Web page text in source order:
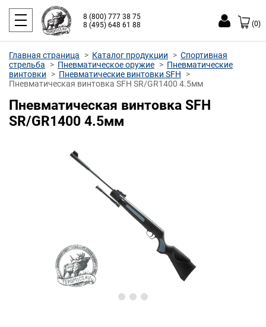
8 (800) 777 38 75
8 (495) 648 61 88
(0)
Главная страница Каталог продукции
Спортивная
стрельба
Пневматическое оружие
Пневматические
винтовки
Пневматические винтовки SFH
Пневматическая винтовка SFH SR/GR1400 4.5мм
Пневматическая винтовка SFH
SR/GR1400 4.5мм